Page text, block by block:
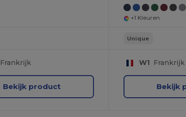
Frankrijk
Bekijk product
+1 Kleuren
Unique
W1 Frankrijk
Bekijk